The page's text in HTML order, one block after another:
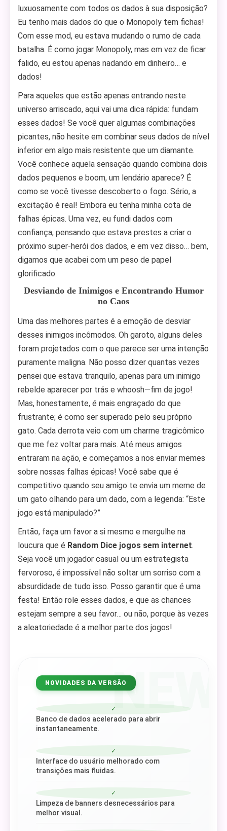
luxuosamente com todos os dados à sua disposição?
Eu tenho mais dados do que o Monopoly tem fichas!
Com esse mod, eu estava mudando o rumo de cada
batalha. É como jogar Monopoly, mas em vez de ficar
falido, eu estou apenas nadando em dinheiro… e
dados!
Para aqueles que estão apenas entrando neste
universo arriscado, aqui vai uma dica rápida: fundam
esses dados! Se você quer algumas combinações
picantes, não hesite em combinar seus dados de nível
inferior em algo mais resistente que um diamante.
Você conhece aquela sensação quando combina dois
dados pequenos e boom, um lendário aparece? É
como se você tivesse descoberto o fogo. Sério, a
excitação é real! Embora eu tenha minha cota de
falhas épicas. Uma vez, eu fundi dados com
confiança, pensando que estava prestes a criar o
próximo super-herói dos dados, e em vez disso… bem,
digamos que acabei com um peso de papel
glorificado.
Desviando de Inimigos e Encontrando Humor
no Caos
Uma das melhores partes é a emoção de desviar
desses inimigos incômodos. Oh garoto, alguns deles
foram projetados com o que parece ser uma intenção
puramente maligna. Não posso dizer quantas vezes
pensei que estava tranquilo, apenas para um inimigo
rebelde aparecer por trás e whoosh—fim de jogo!
Mas, honestamente, é mais engraçado do que
frustrante; é como ser superado pelo seu próprio
gato. Cada derrota veio com um charme tragicômico
que me fez voltar para mais. Até meus amigos
entraram na ação, e começamos a nos enviar memes
sobre nossas falhas épicas! Você sabe que é
competitivo quando seu amigo te envia um meme de
um gato olhando para um dado, com a legenda: “Este
jogo está manipulado?”
Então, faça um favor a si mesmo e mergulhe na
loucura que é Random Dice jogos sem internet.
Seja você um jogador casual ou um estrategista
fervoroso, é impossível não soltar um sorriso com a
absurdidade de tudo isso. Posso garantir que é uma
festa! Então role esses dados, e que as chances
estejam sempre a seu favor… ou não, porque às vezes
a aleatoriedade é a melhor parte dos jogos!
NEW
NOVIDADES DA VERSÃO
✓
Banco de dados acelerado para abrir
instantaneamente.
✓
Interface do usuário melhorado com
transições mais fluidas.
✓
Limpeza de banners desnecessários para
melhor visual.